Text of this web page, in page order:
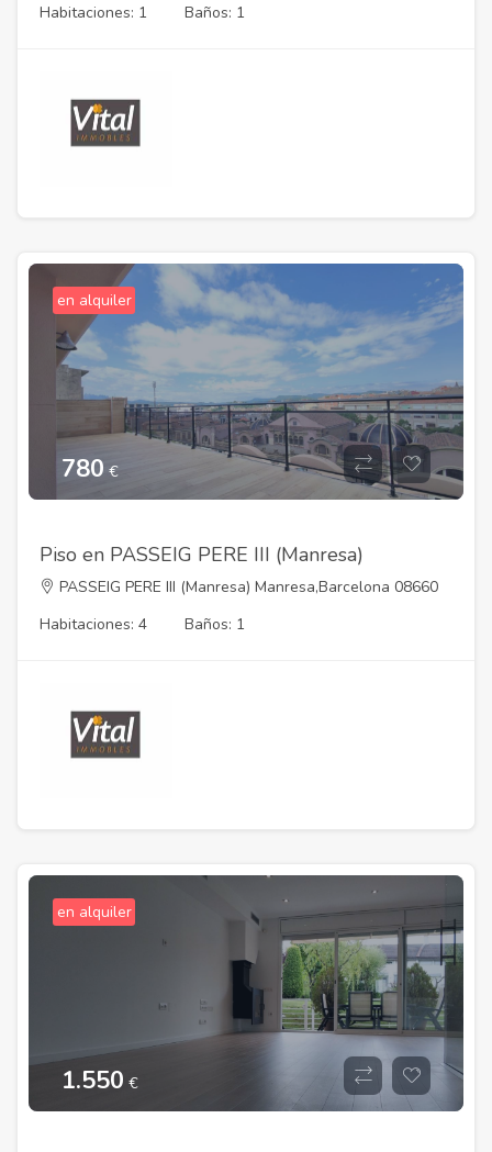
Habitaciones: 1
Baños: 1
en alquiler
780 €
Piso en PASSEIG PERE III (Manresa)
PASSEIG PERE III (Manresa) Manresa,Barcelona 08660
Habitaciones: 4
Baños: 1
en alquiler
1.550 €